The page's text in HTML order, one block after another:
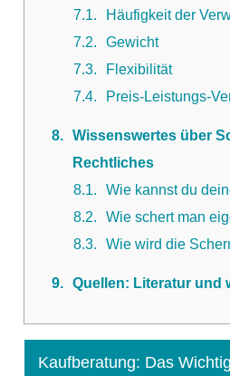
7.1
Häufigkeit der
7.2
Gewicht
7.3
Flexibilität
7.4
Preis-Leistungs-
8
Wissenswertes über
Rechtliches
8.1
Wie kannst du
8.2
Wie schert man
8.3
Wie wird die
9 Quellen: Literatur und
Kaufberatung: Das